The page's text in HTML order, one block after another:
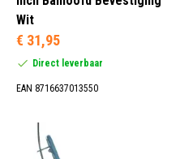
Wit
€ 31,95
Direct leverbaar
EAN 8716637013550